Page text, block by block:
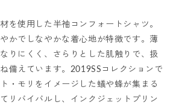
を使用した半袖コンフォートシャツ。
かでしなやかな着心地が特徴です。 薄
りにくく、さらりとした肌触りで、 扱
備えています。 2019SSコレクションで
・モリをイメージした蟻や蜂が集まる
リバイバルし、インクジェットプリン